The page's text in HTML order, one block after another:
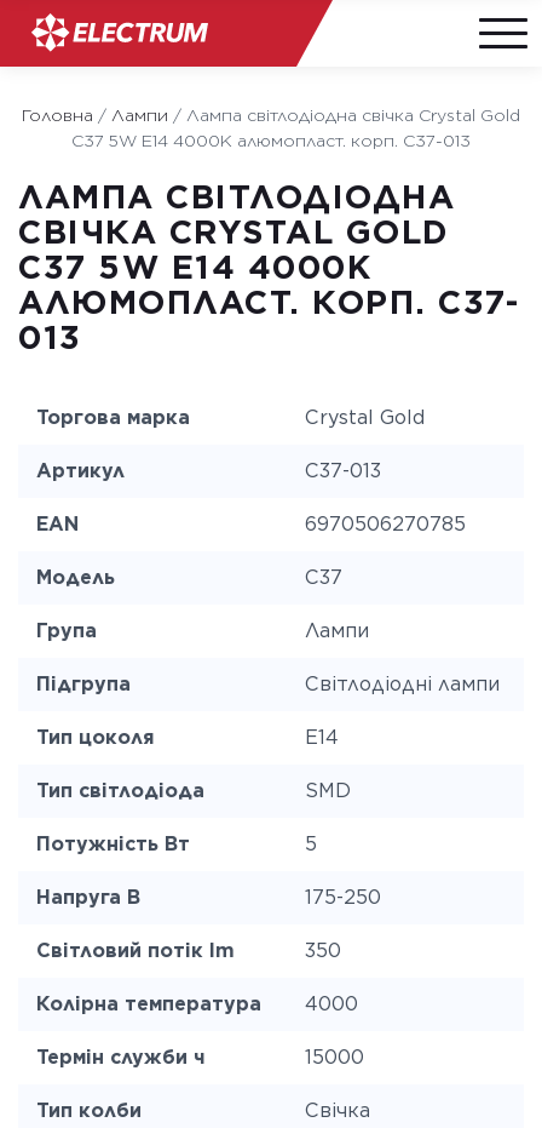
Головна / Лампи / Лампа світлодіодна свічка Crystal Gold
C37 5W E14 4000K алюмопласт. корп. C37-013
ЛАМПА СВІТЛОДІОДНА
СВІЧКА CRYSTAL GOLD
C37 5W E14 4000K
АЛЮМОПЛАСТ. КОРП. C37-
013
Торгова марка Crystal Gold
Артикул C37-013
EAN 6970506270785
Модель C37
Група Лампи
Підгрупа Світлодіодні лампи
Тип цоколя E14
Тип світлодіода SMD
Потужність Вт 5
Напруга В 175-250
Світловий потік lm 350
Колірна температура 4000
Термін служби ч 15000
Тип колби Свічка